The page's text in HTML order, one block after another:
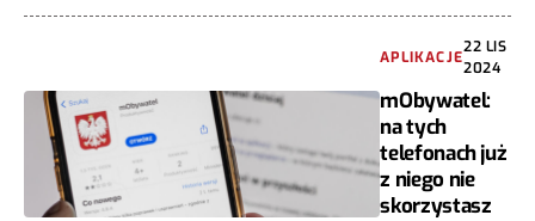
APLIKACJE
22 LIS
2024
mObywatel:
na tych
telefonach już
z niego nie
skorzystasz